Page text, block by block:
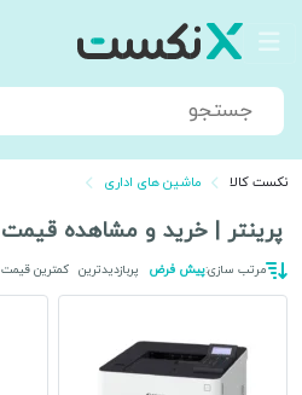
Products
search
نکست کالا ماشین های اداری
پرینتر | خرید و مشاهده قیمت
مرتب سازی:پیش فرض پربازدیدترین کمترین قیمت